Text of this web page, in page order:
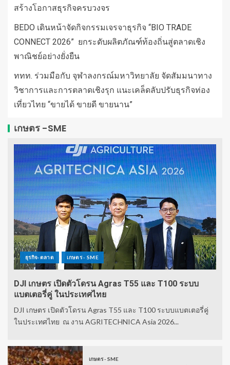
สร้างโอกาสธุรกิจครบวงจร
BEDO เดินหน้าจัดกิจกรรมเจรจาธุรกิจ “BIO TRADE
CONNECT 2026” ยกระดับผลิตภัณฑ์ท้องถิ่นสู่ตลาดเชิง
พาณิชย์อย่างยั่งยืน
ททท. ร่วมมือกับ จุฬาลงกรณ์มหาวิทยาลัย จัดสัมมนาทาง
วิชาการและการตลาดเชิงรุก แนะเคล็ดลับปรับธุรกิจท่อง
เที่ยวไทย “ขายได้ ขายดี ขายนาน”
เกษตร -SME
ธุรกิจ-ตลาด เกษตร - SME
DJI เกษตร เปิดตัวโดรน Agras T55 และ T100 ระบบ
แบตเตอรี่คู่ ในประเทศไทย
DJI เกษตร เปิดตัวโดรน Agras T55 และ T100 ระบบแบตเตอรี่คู่
ในประเทศไทย ณ งาน AGRITECHNICA Asia 2026...
เกษตร - SME